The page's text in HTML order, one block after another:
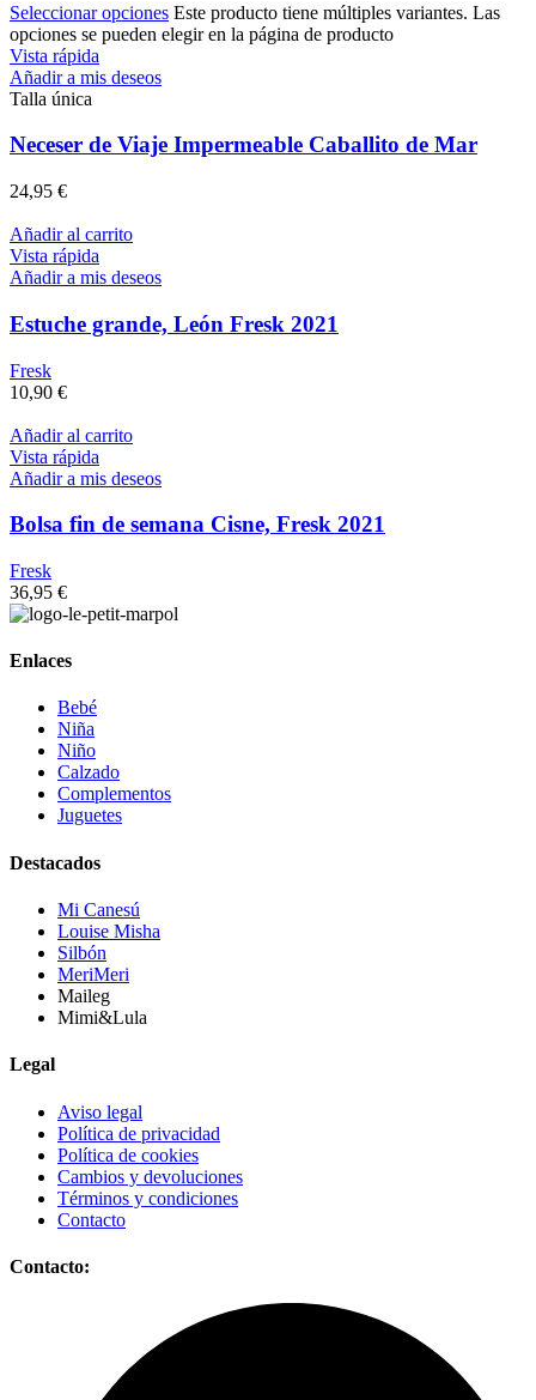
Seleccionar opciones Este producto tiene múltiples variantes. Las
opciones se pueden elegir en la página de producto
Vista rápida
Añadir a mis deseos
Talla única
Neceser de Viaje Impermeable Caballito de Mar
24,95 €
Añadir al carrito
Vista rápida
Añadir a mis deseos
Estuche grande, León Fresk 2021
Fresk
10,90 €
Añadir al carrito
Vista rápida
Añadir a mis deseos
Bolsa fin de semana Cisne, Fresk 2021
Fresk
36,95 €
Enlaces
Bebé
Niña
Niño
Calzado
Complementos
Juguetes
Destacados
Mi Canesú
Louise Misha
Silbón
MeriMeri
Maileg
Mimi&Lula
Legal
Aviso legal
Política de privacidad
Política de cookies
Cambios y devoluciones
Términos y condiciones
Contacto
Contacto: